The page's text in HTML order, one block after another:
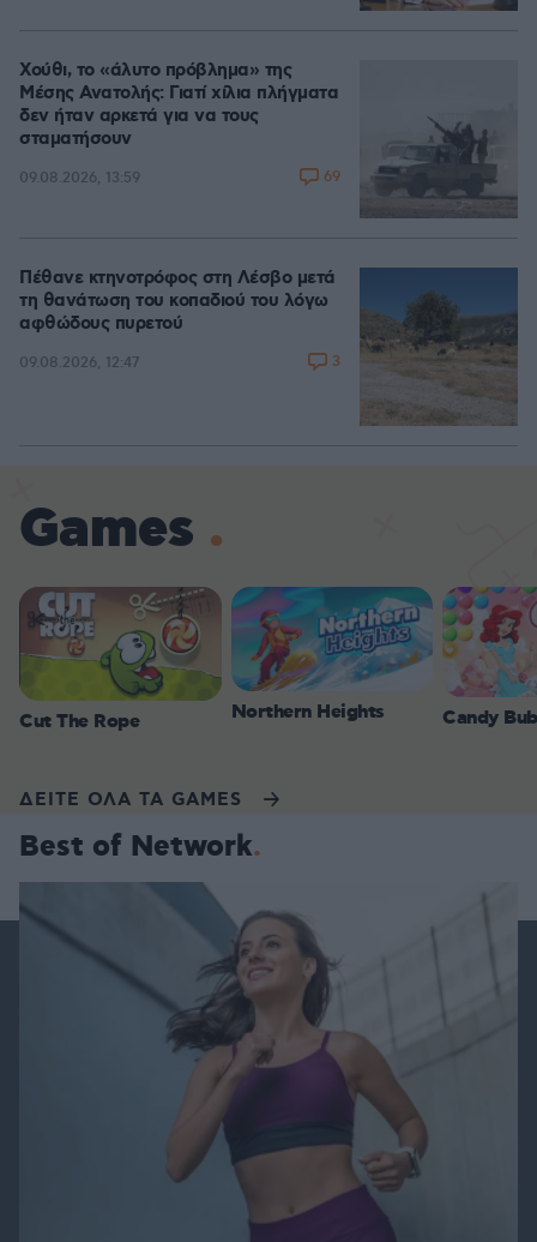
Χούθι, το «άλυτο πρόβλημα» της
Μέσης Ανατολής: Γιατί χίλια πλήγματα
δεν ήταν αρκετά για να τους
σταματήσουν
09.08.2026, 13:59 69
Πέθανε κτηνοτρόφος στη Λέσβο μετά
τη θανάτωση του κοπαδιού του λόγω
αφθώδους πυρετού
09.08.2026, 12:47 3
Games
Cut The Rope Northern Heights Candy
ΔΕΙΤΕ ΟΛΑ ΤΑ GAMES
Best of Network